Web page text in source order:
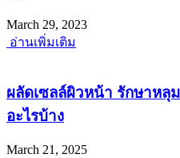
March 29, 2023
อ่านเพิ่มเติม
ผลัดเซลล์ผิวหน้า รักษาหลุ
อะไรบ้าง
March 21, 2025